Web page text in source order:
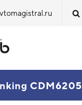
CDM6205